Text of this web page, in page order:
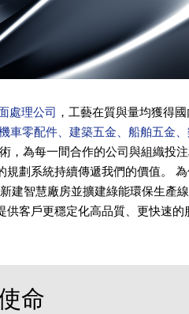
處理公司 ，工藝在質與量均獲得
車零配件、建築五金、船舶五金
，為每一間合作的公司與組織投
劃系統持續傳遞我們的價值。
建智慧廠房並擴建綠能環保生產
客戶更穩定化高品質、更快速
命